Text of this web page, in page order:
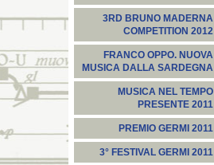
3RD BRUNO MADERNA
COMPETITION 2012
FRANCO OPPO. NUOVA
MUSICA DALLA SARDEGNA
MUSICA NEL TEMPO
PRESENTE 2011
PREMIO GERMI 2011
3° FESTIVAL GERMI 2011